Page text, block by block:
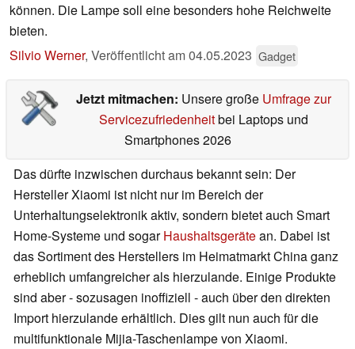
können. Die Lampe soll eine besonders hohe Reichweite
bieten.
Silvio Werner, Veröffentlicht am04.05.2023 Gadget
Jetzt mitmachen: Unsere große Umfrage zur
Servicezufriedenheitbei Laptops und
Smartphones 2026
Das dürfte inzwischen durchaus bekannt sein: Der
Hersteller Xiaomi ist nicht nur im Bereich der
Unterhaltungselektronik aktiv, sondern bietet auch Smart
Home-Systeme und sogarHaushaltsgerätean. Dabei ist
das Sortiment des Herstellers im Heimatmarkt China ganz
erheblich umfangreicher als hierzulande. Einige Produkte
sind aber - sozusagen inoffiziell - auch über den direkten
Import hierzulande erhältlich. Dies gilt nun auch für die
multifunktionale Mijia-Taschenlampe von Xiaomi.